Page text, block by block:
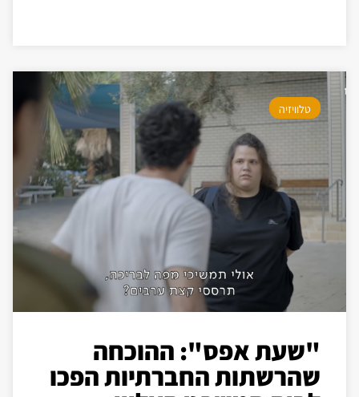
טלוויזיה
"שעת אפס": ההוכחה
שהרשתות החברתיות הפכו